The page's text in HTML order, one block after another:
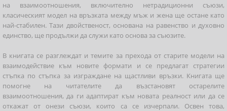
на взаимоотношения, включително нетрадиционни съюзи,
класическият модел на връзката между мъж и жена ще остане като
най-стабилен. Тази двойственост, основана на равенство и духовно
единство, ще продължи да служи като основа за съюзите.
В книгата се разглеждат и темите за прехода от старите модели на
взаимодействие към новите формати и се предлагат стратегии
стъпка по стъпка за изграждане на щастливи връзки. Книгата ще
помогне на читателите да възстановят остарелите
взаимоотношения, да ги адаптират към новата реалност или да се
откажат от онези съюзи, които са се изчерпали. Освен това,